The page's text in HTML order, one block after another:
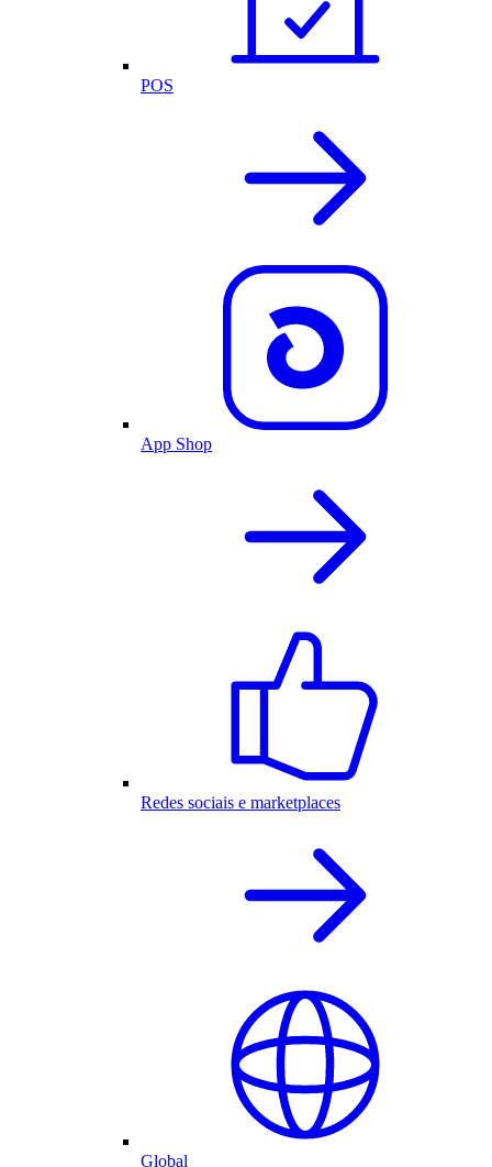
POS
App Shop
Redes sociais e marketplaces
Global